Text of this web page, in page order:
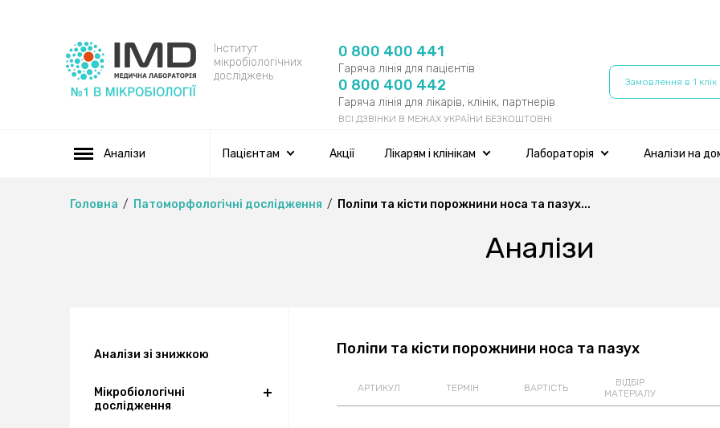
Інститут
мікробіологічних
досліджень
0 800 400 441
Гаряча лінія для пацієнтів
0 800 400 442
Гаряча лінія для лікарів, клінік, партнерів
ВСІ ДЗВІНКИ В МЕЖАХ УКРАЇНИ БЕЗКОШТОВНІ
Замовлення в 1 клік
Аналізи Пацієнтам Акції Лікарям і клінікам Лабораторія Аналізи на
Головна Патоморфологічні дослідження Поліпи та кісти порожнини носа та пазух...
Аналізи
Аналізи зі знижкою
Мікробіологічні
дослідження
Поліпи та кісти порожнини носа та пазух
АРТИКУЛ ТЕРМІН ВАРТІСТЬ
ВІДБІР
МАТЕРІАЛУ